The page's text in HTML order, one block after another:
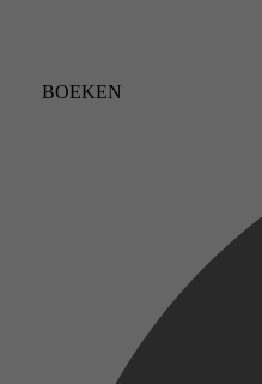
BOEKEN